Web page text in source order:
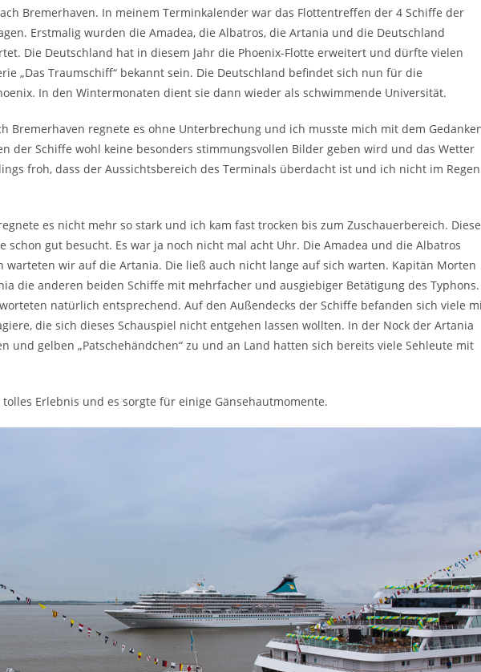
Bremerhaven. In meinem Terminkalender war das Flottentreffen der 4 Schiffe der
Erstmalig wurden die Amadea, die Albatros, die Artania und die Deutschland
Die Deutschland hat in diesem Jahr die Phoenix-Flotte erweitert und dürfte vielen
„Das Traumschiff“ bekannt sein. Die Deutschland befindet sich nun für die
In den Wintermonaten dient sie dann wieder als schwimmende Universität.
Bremerhaven regnete es ohne Unterbrechung und ich musste mich mit dem
der Schiffe wohl keine besonders stimmungsvollen Bilder geben wird und das Wetter
froh, dass der Aussichtsbereich des Terminals überdacht ist und ich nicht im Regen
es nicht mehr so stark und ich kam fast trocken bis zum Zuschauerbereich. Diese
schon gut besucht. Es war ja noch nicht mal acht Uhr. Die Amadea und die Albatros
wir auf die Artania. Die ließ auch nicht lange auf sich warten. Kapitän Morten
die anderen beiden Schiffe mit mehrfacher und ausgiebiger Betätigung des Typhons.
natürlich entsprechend. Auf den Außendecks der Schiffe befanden sich viele
die sich dieses Schauspiel nicht entgehen lassen wollten. In der Nock der Artania
und gelben „Patschehändchen“ zu und an Land hatten sich bereits viele Sehleute mit
Erlebnis und es sorgte für einige Gänsehautmomente.